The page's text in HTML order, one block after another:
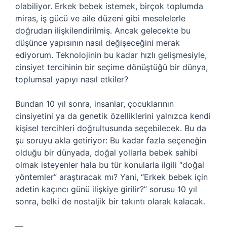
olabiliyor. Erkek bebek istemek, birçok toplumda
miras, iş gücü ve aile düzeni gibi meselelerle
doğrudan ilişkilendirilmiş. Ancak gelecekte bu
düşünce yapısının nasıl değişeceğini merak
ediyorum. Teknolojinin bu kadar hızlı gelişmesiyle,
cinsiyet tercihinin bir seçime dönüştüğü bir dünya,
toplumsal yapıyı nasıl etkiler?
Bundan 10 yıl sonra, insanlar, çocuklarının
cinsiyetini ya da genetik özelliklerini yalnızca kendi
kişisel tercihleri doğrultusunda seçebilecek. Bu da
şu soruyu akla getiriyor: Bu kadar fazla seçeneğin
olduğu bir dünyada, doğal yollarla bebek sahibi
olmak isteyenler hala bu tür konularla ilgili “doğal
yöntemler” araştıracak mı? Yani, “Erkek bebek için
adetin kaçıncı günü ilişkiye girilir?” sorusu 10 yıl
sonra, belki de nostaljik bir takıntı olarak kalacak.
—